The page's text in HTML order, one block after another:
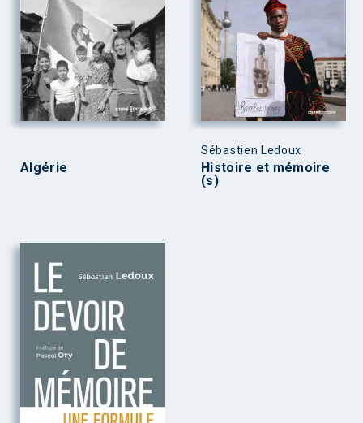
Algérie
Sébastien Ledoux
Histoire et mémoire
(s)